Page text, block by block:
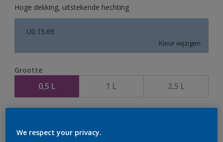
Hoge dekking, uitstekende hechting
U0.15.69
Kleur wijzigen
Grootte
0,5 L 1 L 2,5 L
We respect your privacy.